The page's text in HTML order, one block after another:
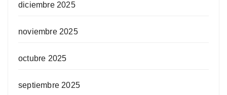
diciembre 2025
noviembre 2025
octubre 2025
septiembre 2025